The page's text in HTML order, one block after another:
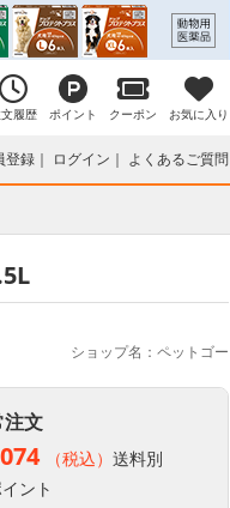
履歴 ポイント クーポン お気に入り
登録 ログイン よくあるご質問
ショップ名：ペットゴー
文
（税込） 送料別
ント